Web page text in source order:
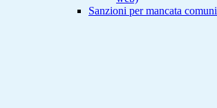
Sanzioni per mancata